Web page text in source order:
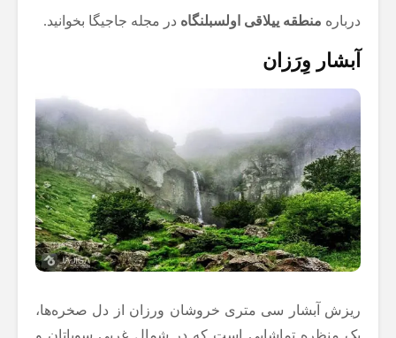
درباره منطقه ییلاقی اولسبلنگاه در مجله جاجیگا بخوانید.
آبشار وِرَزان
ریزش آبشار سی متری خروشان ورزان از دل صخره‌ها،